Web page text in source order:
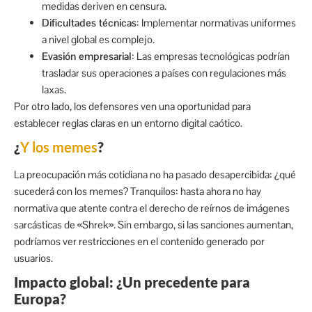
medidas deriven en censura.
Dificultades técnicas: Implementar normativas uniformes
a nivel global es complejo.
Evasión empresarial: Las empresas tecnológicas podrían
trasladar sus operaciones a países con regulaciones más
laxas.
Por otro lado, los defensores ven una oportunidad para
establecer reglas claras en un entorno digital caótico.
¿Y los memes?
La preocupación más cotidiana no ha pasado desapercibida: ¿qué
sucederá con los memes? Tranquilos: hasta ahora no hay
normativa que atente contra el derecho de reírnos de imágenes
sarcásticas de «Shrek». Sin embargo, si las sanciones aumentan,
podríamos ver restricciones en el contenido generado por
usuarios.
Impacto global: ¿Un precedente para
Europa?